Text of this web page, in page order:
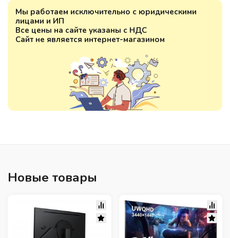
Мы работаем исключительно с юридическими
лицами и ИП
Все цены на сайте указаны с НДС
Сайт не является интернет-магазином
Новые товары